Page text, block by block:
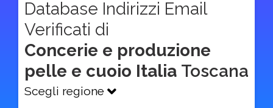
Database Indirizzi Email
Verificati di
Concerie e produzione
pelle e cuoio Italia Toscana
Scegli regione